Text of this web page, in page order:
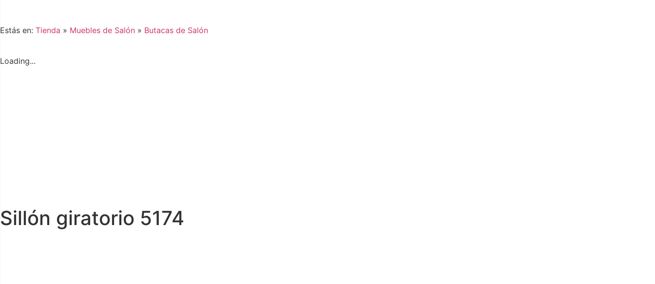
Estás en: Tienda » Muebles de Salón » Butacas de Salón
Loading...
Sillón giratorio 5174